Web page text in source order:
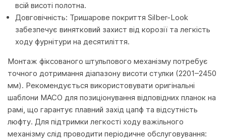
всій висоті полотна.
Довговічність: Тришарове покриття Silber-Look
забезпечує винятковий захист від корозії та легкість
ходу фурнітури на десятиліття.
Монтаж фіксованого штульпового механізму потребує
точного дотримання діапазону висоти стулки (2201–2450
мм). Рекомендується використовувати оригінальні
шаблони MACO для позиціонування відповідних планок на
рамі, що гарантує плавний захід цапф та відсутність
люфту. Для підтримки легкості ходу важільного
механізму слід проводити періодичне обслуговування: